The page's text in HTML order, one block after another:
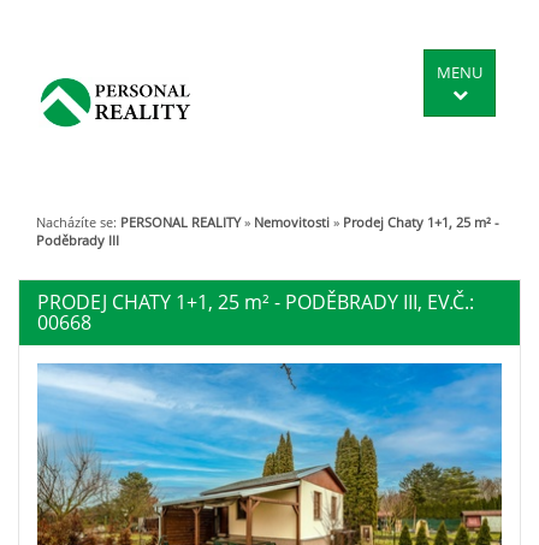
MENU
Nacházíte se: PERSONAL REALITY » Nemovitosti » Prodej Chaty 1+1, 25 m² -
Poděbrady III
PRODEJ CHATY 1+1, 25 m²- PODĚBRADY III, EV.Č.:
00668